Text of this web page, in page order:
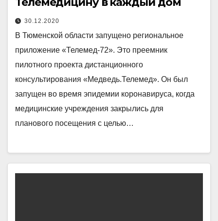
30.12.2020
В Тюменской области запущено региональное
приложение «Телемед-72». Это преемник
пилотного проекта дистанционного
консультирования «Медведь.Телемед». Он был
запущен во время эпидемии коронавируса, когда
медицинские учреждения закрылись для
планового посещения с целью…